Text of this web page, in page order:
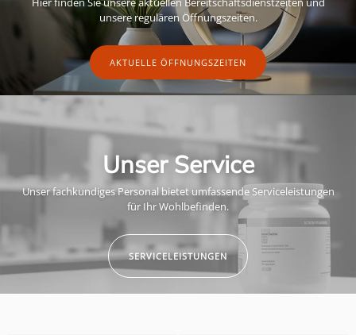
unsere regulären Öffnungszeiten.
AKTUELLE ÖFFNUNGSZEITEN
Unser Service
Unser fachkundiges Personal bietet umfassende Serviceleistungen
für Ihr Wohlbefinden.
SERVICELEISTUNGEN